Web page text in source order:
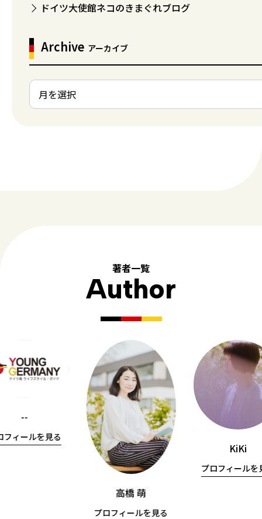
ドイツ大使館ネコのきまぐれブログ
Archive アーカイブ
著者一覧
Author
--
フィールを見る
高橋 萌
プロフィールを見る
KiKi
プロフィールを